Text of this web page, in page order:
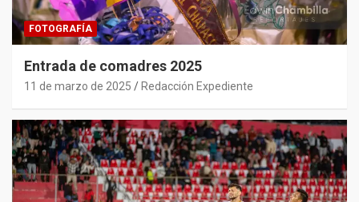
FOTOGRAFÍA
Entrada de comadres 2025
11 de marzo de 2025 Redacción Expediente